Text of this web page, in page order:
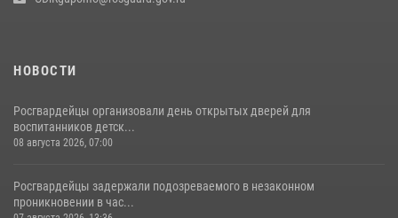
НОВОСТИ
Росгвардейцы организовали день открытых дверей для
воспитанников детск...
08 августа 2026, 07:00
Росгвардейцы задержали подозреваемого в незаконном
проникновении в час...